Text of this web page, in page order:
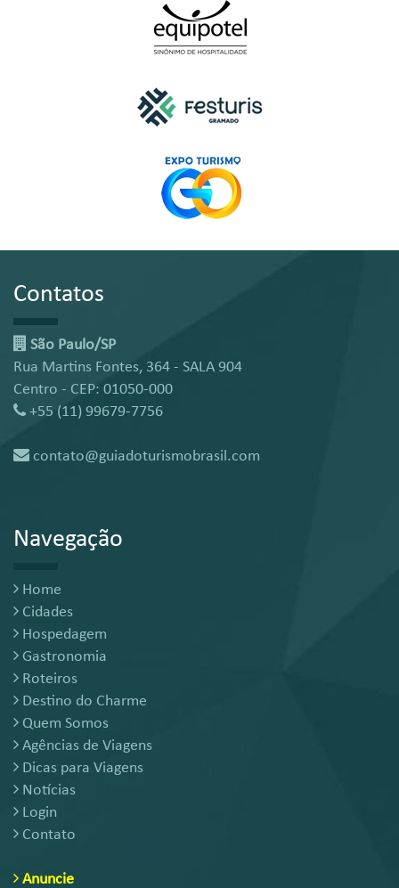
Contatos
São Paulo/SP
Rua Martins Fontes, 364 - SALA 904
Centro - CEP: 01050-000
+55 (11) 99679-7756
contato@guiadoturismobrasil.com
Navegação
Home
Cidades
Hospedagem
Gastronomia
Roteiros
Destino do Charme
Quem Somos
Agências de Viagens
Dicas para Viagens
Notícias
Login
Contato
Anuncie